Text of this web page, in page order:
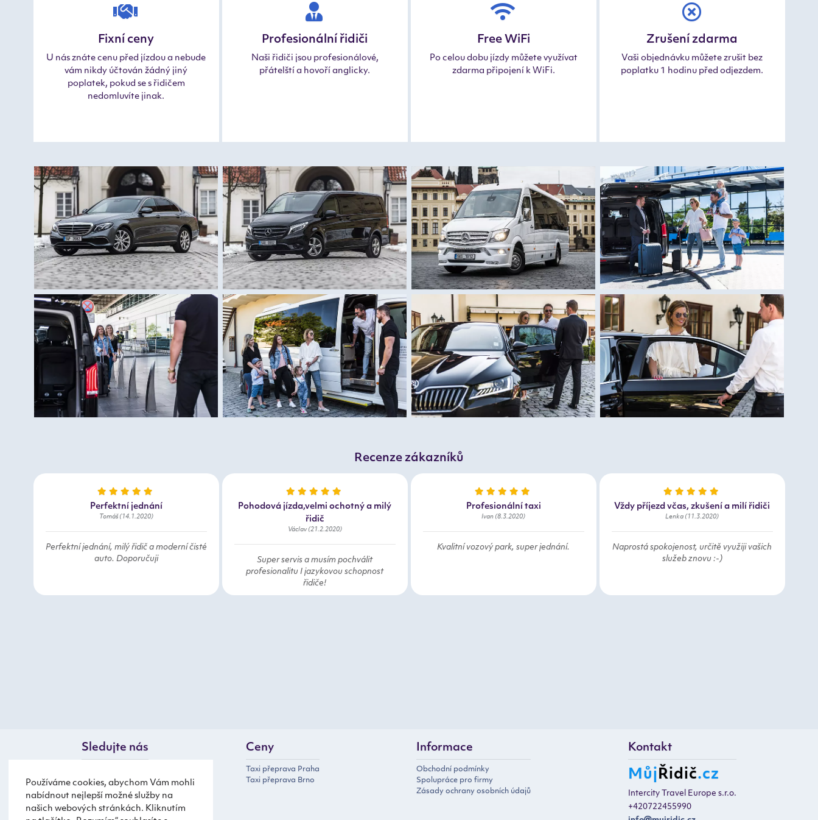
Používáme cookies, abychom Vám mohli
nabídnout nejlepší možné služby na
našich webových stránkách. Kliknutím
Fixní ceny
U nás znáte cenu před jízdou a nebude
vám nikdy účtován žádný jiný
poplatek, pokud se s řidičem
nedomluvíte jinak.
Profesionální řidiči
Naši řidiči jsou profesionálové,
přátelští a hovoří anglicky.
Free WiFi
Po celou dobu jízdy můžete využívat
zdarma připojení k WiFi.
Zrušení zdarma
Vaši objednávku můžete zrušit bez
poplatku 1 hodinu před odjezdem.
Recenze zákazníků
Perfektní jednání
Tomáš (14.1.2020)
Perfektní jednání, milý řidič a moderní čisté
auto. Doporučuji
Pohodová jízda,velmi ochotný a milý
řidič
Václav (21.2.2020)
Super servis a musím pochválit
profesionalitu I jazykovou schopnost
řidiče!
Profesionální taxi
Ivan (8.3.2020)
Kvalitní vozový park, super jednání.
Vždy příjezd včas, zkušení a milí řidiči
Lenka (11.3.2020)
Naprostá spokojenost, určitě využiji vašich
služeb znovu :-)
Sledujte nás Ceny
Taxi přeprava Praha
Taxi přeprava Brno
Informace
Obchodní podmínky
Spolupráce pro firmy
Zásady ochrany osobních údajů
Kontakt
MůjŘidič.cz
Intercity Travel Europe s.r.o.
+420722455990